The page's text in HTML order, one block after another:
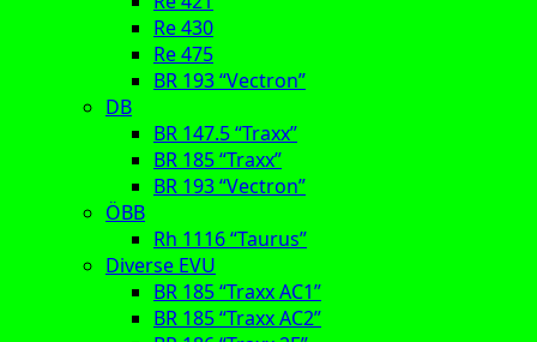
Re 430
Re 475
BR 193 “Vectron”
DB
BR 147.5 “Traxx”
BR 185 “Traxx”
BR 193 “Vectron”
ÖBB
Rh 1116 “Taurus”
Diverse EVU
BR 185 “Traxx AC1”
BR 185 “Traxx AC2”